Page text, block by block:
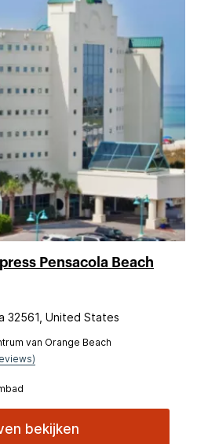
Pensacola Beach
32561, United States
van Orange Beach
bekijken